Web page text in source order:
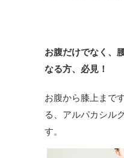
お腹だけでなく、
なる方、必見！
お腹から膝上まで
る、アルパカシル
す。